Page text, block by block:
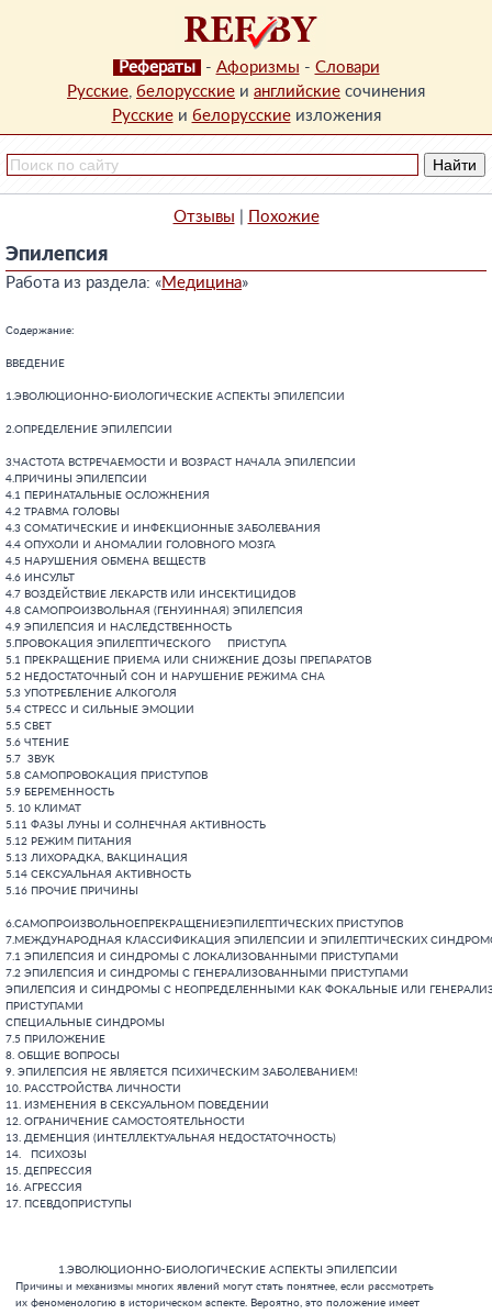
Рефераты - Афоризмы - Словари
Русские, белорусские и английские сочинения
Русскиеи белорусскиеизложения
Отзывы Похожие
Эпилепсия
Работа из раздела: «Медицина»